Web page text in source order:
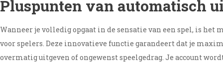
Pluspunten van automatisch
Wanneer je volledig opgaat in de sensatie van een spel, is
voor spelers. Deze innovatieve functie garandeert dat je
overmatig uitgeven of ongewenst speelgedrag. Je account